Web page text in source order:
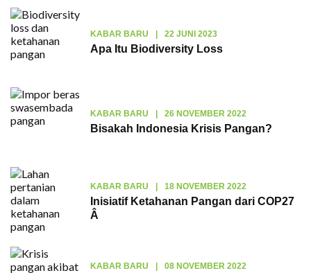
KABAR BARU | 22 JUNI 2023
Apa Itu Biodiversity Loss
KABAR BARU | 26 NOVEMBER 2022
Bisakah Indonesia Krisis Pangan?
KABAR BARU | 18 NOVEMBER 2022
Inisiatif Ketahanan Pangan dari COP27
Â
KABAR BARU | 08 NOVEMBER 2022